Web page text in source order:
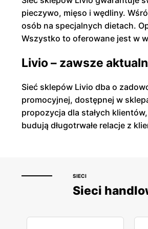
pieczywo, mięso i wędliny.
osób na specjalnych dietach.
Wszystko to oferowane jest w
Livio – zawsze
Sieć sklepów Livio dba o
promocyjnej, dostępnej w
propozycja dla stałych
budują długotrwałe relacje z
SIECI
Sieci